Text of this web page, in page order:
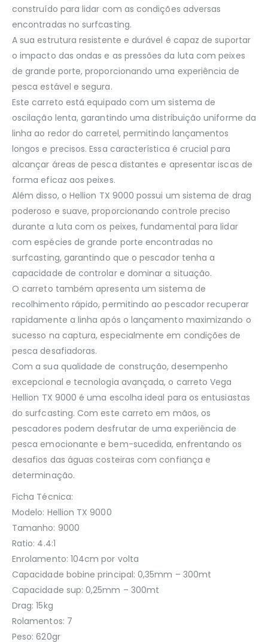
construído para lidar com as condições adversas
encontradas no surfcasting.
A sua estrutura resistente e durável é capaz de suportar
o impacto das ondas e as pressões da luta com peixes
de grande porte, proporcionando uma experiência de
pesca estável e segura.
Este carreto está equipado com um sistema de
oscilação lenta, garantindo uma distribuição uniforme da
linha ao redor do carretel, permitindo lançamentos
longos e precisos. Essa característica é crucial para
alcançar áreas de pesca distantes e apresentar iscas de
forma eficaz aos peixes.
Além disso, o Hellion TX 9000 possui um sistema de drag
poderoso e suave, proporcionando controle preciso
durante a luta com os peixes, fundamental para lidar
com espécies de grande porte encontradas no
surfcasting, garantindo que o pescador tenha a
capacidade de controlar e dominar a situação.
O carreto também apresenta um sistema de
recolhimento rápido, permitindo ao pescador recuperar
rapidamente a linha após o lançamento maximizando o
sucesso na captura, especialmente em condições de
pesca desafiadoras.
Com a sua qualidade de construção, desempenho
excepcional e tecnologia avançada, o carreto Vega
Hellion TX 9000 é uma escolha ideal para os entusiastas
do surfcasting. Com este carreto em mãos, os
pescadores podem desfrutar de uma experiência de
pesca emocionante e bem-sucedida, enfrentando os
desafios das águas costeiras com confiança e
determinação.
Ficha Técnica:
Modelo: Hellion TX 9000
Tamanho: 9000
Ratio: 4.4:1
Enrolamento: 104cm por volta
Capacidade bobine principal: 0,35mm – 300mt
Capacidade sup: 0,25mm – 300mt
Drag: 15kg
Rolamentos: 7
Peso: 620gr